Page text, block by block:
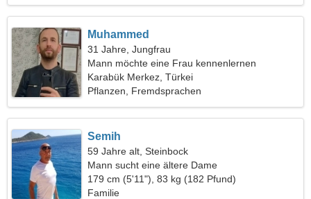
Muhammed
31 Jahre, Jungfrau
Mann möchte eine Frau kennenlernen
Karabük Merkez, Türkei
Pflanzen, Fremdsprachen
Semih
59 Jahre alt, Steinbock
Mann sucht eine ältere Dame
179 cm (5'11"), 83 kg (182 Pfund)
Familie